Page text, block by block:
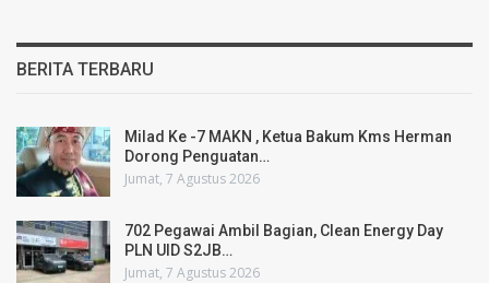
BERITA TERBARU
Milad Ke -7 MAKN , Ketua Bakum Kms Herman
Dorong Penguatan…
Jumat, 7 Agustus 2026
702 Pegawai Ambil Bagian, Clean Energy Day
PLN UID S2JB…
Jumat, 7 Agustus 2026